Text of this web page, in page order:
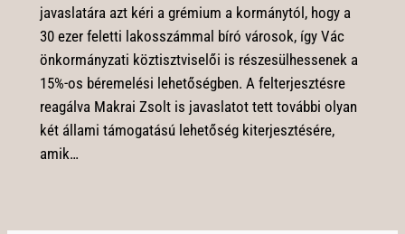
javaslatára azt kéri a grémium a kormánytól, hogy a
30 ezer feletti lakosszámmal bíró városok, így Vác
önkormányzati köztisztviselői is részesülhessenek a
15%-os béremelési lehetőségben. A felterjesztésre
reagálva Makrai Zsolt is javaslatot tett további olyan
két állami támogatású lehetőség kiterjesztésére,
amik…